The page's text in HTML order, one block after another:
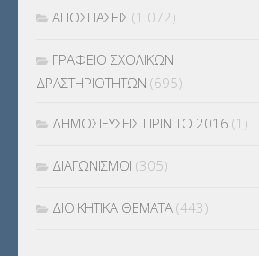
ΑΠΟΣΠΑΣΕΙΣ (1.072)
ΓΡΑΦΕΙΟ ΣΧΟΛΙΚΩΝ
ΔΡΑΣΤΗΡΙΟΤΗΤΩΝ (695)
ΔΗΜΟΣΙΕΥΣΕΙΣ ΠΡΙΝ ΤΟ 2016 (1)
ΔΙΑΓΩΝΙΣΜΟΙ (305)
ΔΙΟΙΚΗΤΙΚΑ ΘΕΜΑΤΑ (443)